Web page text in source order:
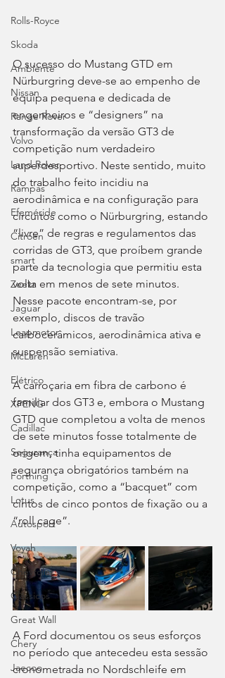
Rolls-Royce
Skoda
Ambiente
Nissan
Range Rover
Volvo
Land Rover
Rampas
Efeméride
Citroën
smart
Zeekr
Jaguar
Leapmotor
McLaren
Elétrico
XPENG
Cadillac
Segurança
Forthing
Lotus
Autosport
Voyah
Chevrolet
Clássicos
Great Wall
Chery
Jaecoo
O sucesso do Mustang GTD em
Nürburgring deve-se ao empenho de
equipa pequena e dedicada de
engenheiros e “designers” na
transformação da versão GT3 de
competição num verdadeiro
superdesportivo. Neste sentido, muito
do trabalho feito incidiu na
aerodinâmica e na configuração para
circuitos como o Nürburgring, estando
“livre” de regras e regulamentos das
corridas de GT3, que proíbem grande
parte da tecnologia que permitiu esta
volta em menos de sete minutos.
Nesse pacote encontram-se, por
exemplo, discos de travão
carbocerâmicos, aerodinâmica ativa e
suspensão semiativa.
A carroçaria em fibra de carbono é
familiar dos GT3 e, embora o Mustang
GTD que completou a volta de menos
de sete minutos fosse totalmente de
origem, tinha equipamentos de
segurança obrigatórios também na
competição, como a “bacquet” com
cintos de cinco pontos de fixação ou a
“roll cage”.
A Ford documentou os seus esforços
no período que antecedeu esta sessão
cronometrada no Nordschleife em